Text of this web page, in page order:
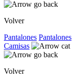
Volver
Pantalones Pantalones
Camisas
Volver